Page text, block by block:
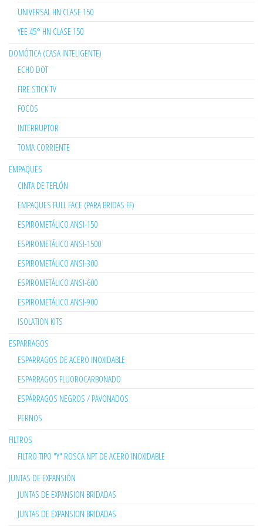
UNIVERSAL HN CLASE 150
YEE 45° HN CLASE 150
DOMÓTICA (CASA INTELIGENTE)
ECHO DOT
FIRE STICK TV
FOCOS
INTERRUPTOR
TOMA CORRIENTE
EMPAQUES
CINTA DE TEFLÓN
EMPAQUES FULL FACE (PARA BRIDAS FF)
ESPIROMETÁLICO ANSI-150
ESPIROMETÁLICO ANSI-1500
ESPIROMETÁLICO ANSI-300
ESPIROMETÁLICO ANSI-600
ESPIROMETÁLICO ANSI-900
ISOLATION KITS
ESPARRAGOS
ESPARRAGOS DE ACERO INOXIDABLE
ESPARRAGOS FLUOROCARBONADO
ESPÁRRAGOS NEGROS / PAVONADOS
PERNOS
FILTROS
FILTRO TIPO "Y" ROSCA NPT DE ACERO INOXIDABLE
JUNTAS DE EXPANSIÓN
JUNTAS DE EXPANSION BRIDADAS
JUNTAS DE EXPANSION BRIDADAS